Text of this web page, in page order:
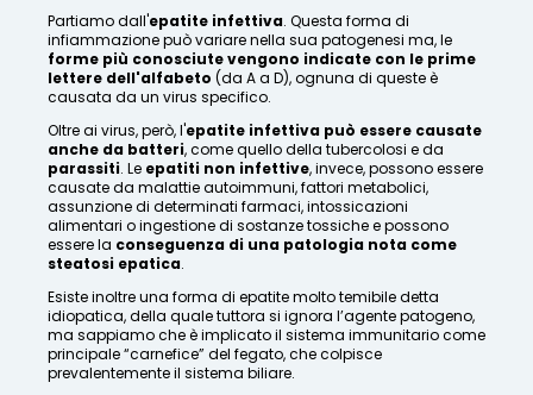
Partiamo dall'epatite infettiva. Questa forma di
infiammazione può variare nella sua patogenesi ma, le
forme più conosciute vengono indicate con le prime
lettere dell'alfabeto (da A a D), ognuna di queste è
causata da un virus specifico.
Oltre ai virus, però, l'epatite infettiva può essere causate
anche da batteri, come quello della tubercolosi e da
parassiti. Le epatiti non infettive, invece, possono essere
causate da malattie autoimmuni, fattori metabolici,
assunzione di determinati farmaci, intossicazioni
alimentari o ingestione di sostanze tossiche e possono
essere la conseguenza di una patologia nota come
steatosi epatica.
Esiste inoltre una forma di epatite molto temibile detta
idiopatica, della quale tuttora si ignora l’agente patogeno,
ma sappiamo che è implicato il sistema immunitario come
principale “carnefice” del fegato, che colpisce
prevalentemente il sistema biliare.